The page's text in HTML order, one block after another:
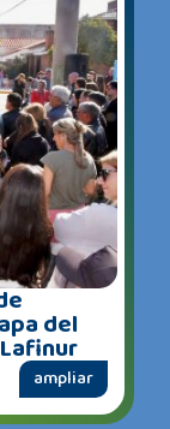
del
ampliar